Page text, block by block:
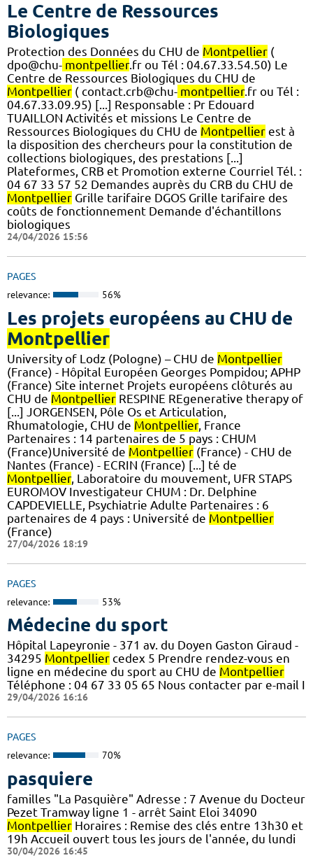
Le Centre de Ressources
Biologiques
Protection des Données du CHU de Montpellier (
dpo@chu- montpellier.fr ou Tél : 04.67.33.54.50) Le
Centre de Ressources Biologiques du CHU de
Montpellier ( contact.crb@chu- montpellier.fr ou Tél :
04.67.33.09.95) [...] Responsable : Pr Edouard
TUAILLON Activités et missions Le Centre de
Ressources Biologiques du CHU de Montpellier est à
la disposition des chercheurs pour la constitution de
collections biologiques, des prestations [...]
Plateformes, CRB et Promotion externe Courriel Tél. :
04 67 33 57 52 Demandes auprès du CRB du CHU de
Montpellier Grille tarifaire DGOS Grille tarifaire des
coûts de fonctionnement Demande d'échantillons
biologiques
24/04/2026 15:56
PAGES
relevance: 56%
Les projets européens au CHU de
Montpellier
University of Lodz (Pologne) – CHU de Montpellier
(France) - Hôpital Européen Georges Pompidou; APHP
(France) Site internet Projets européens clôturés au
CHU de Montpellier RESPINE REgenerative therapy of
[...] JORGENSEN, Pôle Os et Articulation,
Rhumatologie, CHU de Montpellier, France
Partenaires : 14 partenaires de 5 pays : CHUM
(France)Université de Montpellier (France) - CHU de
Nantes (France) - ECRIN (France) [...] té de
Montpellier, Laboratoire du mouvement, UFR STAPS
EUROMOV Investigateur CHUM : Dr. Delphine
CAPDEVIELLE, Psychiatrie Adulte Partenaires : 6
partenaires de 4 pays : Université de Montpellier
(France)
27/04/2026 18:19
PAGES
relevance: 53%
Médecine du sport
Hôpital Lapeyronie - 371 av. du Doyen Gaston Giraud -
34295 Montpellier cedex 5 Prendre rendez-vous en
ligne en médecine du sport au CHU de Montpellier
Téléphone : 04 67 33 05 65 Nous contacter par e-mail I
29/04/2026 16:16
PAGES
relevance: 70%
pasquiere
familles "La Pasquière" Adresse : 7 Avenue du Docteur
Pezet Tramway ligne 1 - arrêt Saint Eloi 34090
Montpellier Horaires : Remise des clés entre 13h30 et
19h Accueil ouvert tous les jours de l'année, du lundi
30/04/2026 16:45